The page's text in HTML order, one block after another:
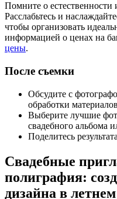
Помните о
Расслабьтесь и
чтобы организовать
информацией о ценах на
цены.
После съемки
Обсудите с
обработки
Выберите лучшие
свадебного альбома
Поделитесь
Свадебные
полиграфия:
дизайна в